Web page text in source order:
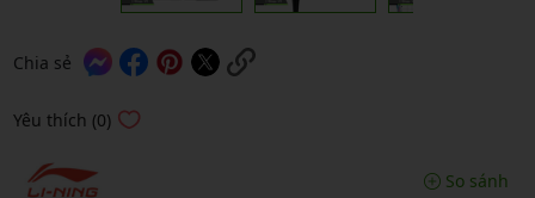
Chia sẻ
Yêu thích (0)
So sánh